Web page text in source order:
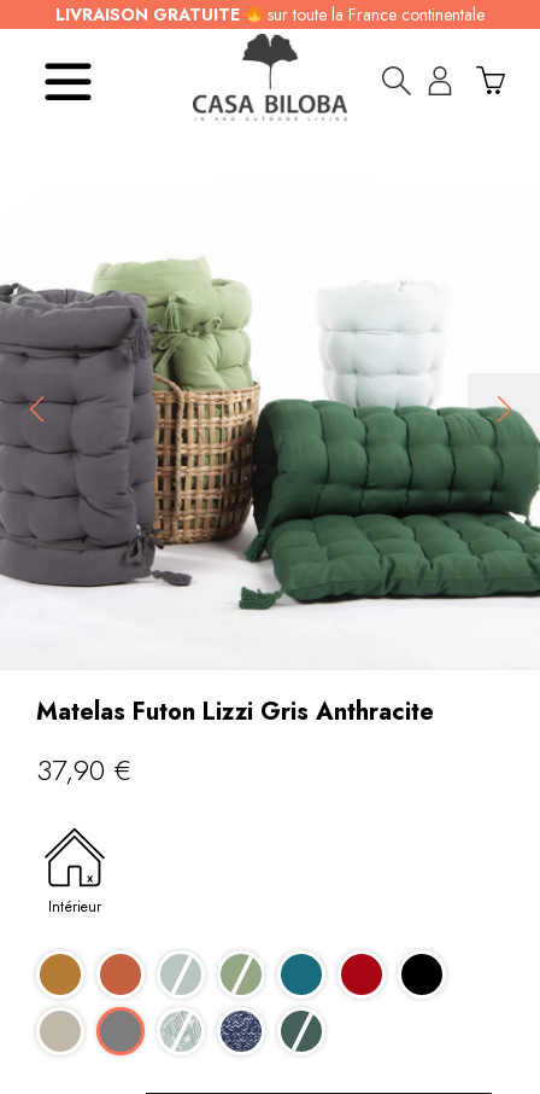
LIVRAISON GRATUITE sur toute la France continentale
Matelas Futon Lizzi Gris Anthracite
37,90 €
Intérieur